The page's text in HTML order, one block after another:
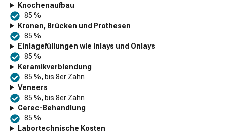
Knochenaufbau
85 %
Kronen, Brücken und Prothesen
85 %
Einlagefüllungen wie Inlays und Onlays
85 %
Keramikverblendung
85 %, bis 8er Zahn
Veneers
85 %, bis 8er Zahn
Cerec-Behandlung
85 %
Labortechnische Kosten